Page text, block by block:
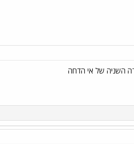
השניה של אי הדחה